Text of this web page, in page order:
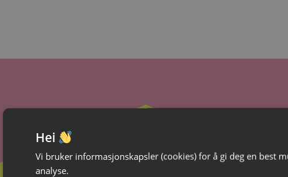
Gavekort
Hei
Vi bruker informasjonskapsler (cookies) for å gi deg en best
analyse.